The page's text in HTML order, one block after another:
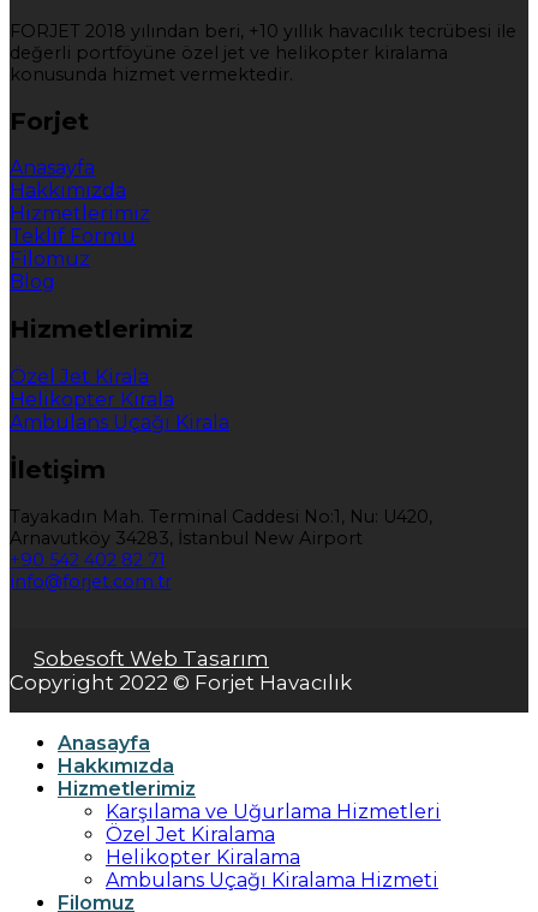
FORJET 2018 yılından beri, +10 yıllık havacılık tecrübesi ile
değerli portföyüne özel jet ve helikopter kiralama
konusunda hizmet vermektedir.
Forjet
Anasayfa
Hakkımızda
Hizmetlerimiz
Teklif Formu
Filomuz
Blog
Hizmetlerimiz
Özel Jet Kirala
Helikopter Kirala
Ambulans Uçağı Kirala
İletişim
Tayakadın Mah. Terminal Caddesi No:1, Nu: U420,
Arnavutköy 34283, İstanbul New Airport
+90 542 402 82 71
info@forjet.com.tr
Sobesoft Web Tasarım
Copyright 2022 © Forjet Havacılık
Anasayfa
Hakkımızda
Hizmetlerimiz
Karşılama ve Uğurlama Hizmetleri
Özel Jet Kiralama
Helikopter Kiralama
Ambulans Uçağı Kiralama Hizmeti
Filomuz